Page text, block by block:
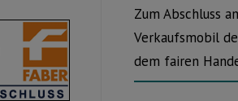
Zum Abschluss
Verkaufsmobil
dem fairen